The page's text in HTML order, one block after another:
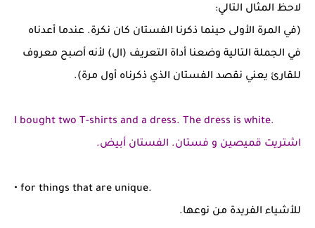
لاحظ المثال التالي:
(في المرة الأولى حينما ذكرنا الفستان كان نكرة. عندما أعدناه
في الجملة التالية وضعنا أداة التعريف (ال) لأنه أصبح معروف
للقارئ يعني نقصد الفستان الذي ذكرناه أول مرة).
I bought two T-shirts and a dress. The dress is white.
اشتريت قميصين و فستان. الفستان أبيض.
• for things that are unique.
للأشياء الفريدة من نوعها.